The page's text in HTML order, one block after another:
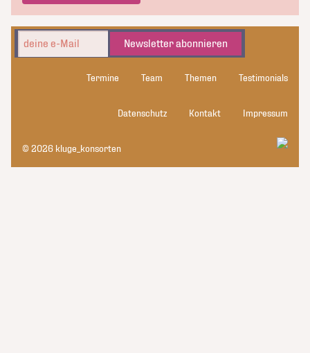
Newsletter abonnieren
Termine Team Themen Testimonials
Datenschutz Kontakt Impressum
© 2026 kluge_konsorten